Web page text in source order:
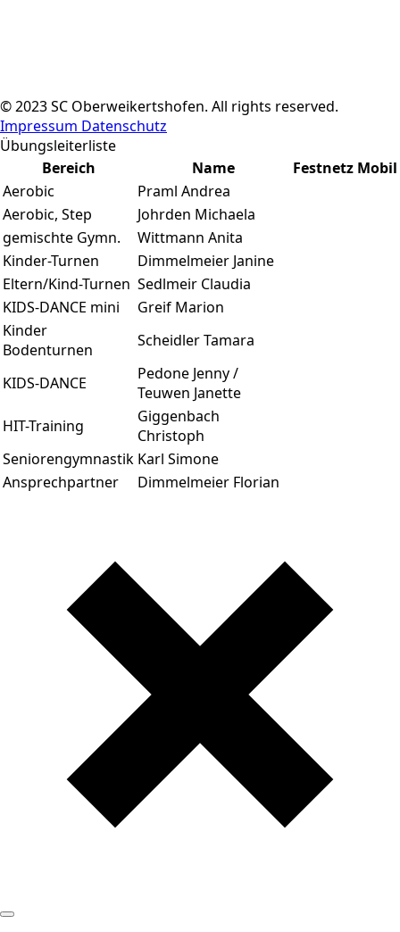
© 2023 SC Oberweikertshofen. All rights reserved.
Impressum Datenschutz
Übungsleiterliste
Bereich
Name Festnetz Mobil
Aerobic
Praml Andrea
Aerobic, Step
Johrden Michaela
gemischte Gymn.
Wittmann Anita
Kinder-Turnen
Dimmelmeier Janine
Eltern/Kind-Turnen Sedlmeir Claudia
KIDS-DANCE mini
Greif Marion
Kinder
Bodenturnen
Scheidler Tamara
KIDS-DANCE
Pedone Jenny /
Teuwen Janette
HIT-Training
Giggenbach
Christoph
Seniorengymnastik Karl Simone
Ansprechpartner
Dimmelmeier Florian